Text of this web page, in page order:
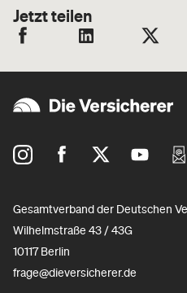
Jetzt teilen
Gesamtverband der Deutschen
Wilhelmstraße 43 / 43G
10117 Berlin
frage@dieversicherer.de